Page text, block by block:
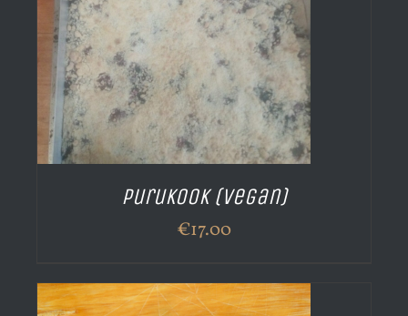
Purukook (vegan)
€17.00